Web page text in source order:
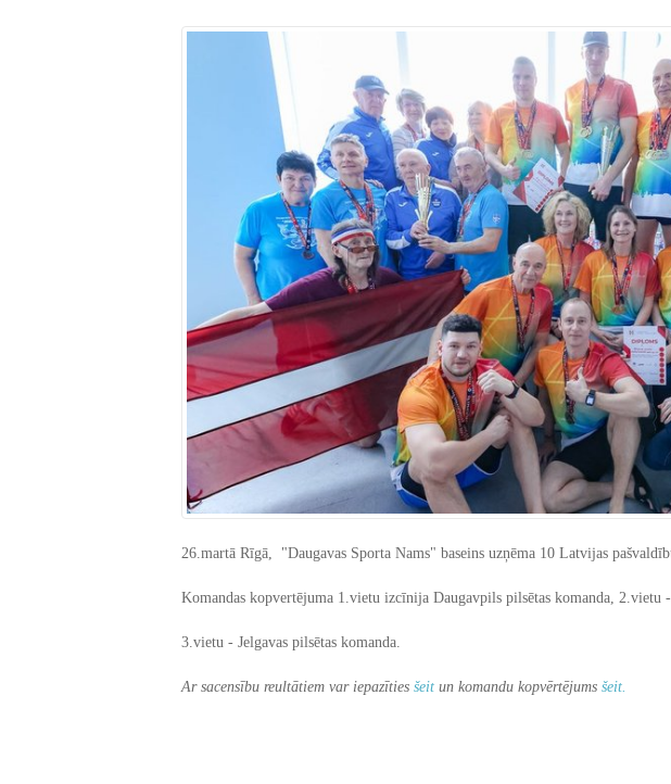
26.martā Rīgā, "Daugavas Sporta Nams" baseins uzņēma 10 Latvijas
Komandas kopvertējuma 1.vietu izcīnija Daugavpils pilsētas komanda, 2.vietu
3.vietu - Jelgavas pilsētas komanda.
Ar sacensību reultātiem var iepazīties šeit un komandu kopvērtējums šeit.